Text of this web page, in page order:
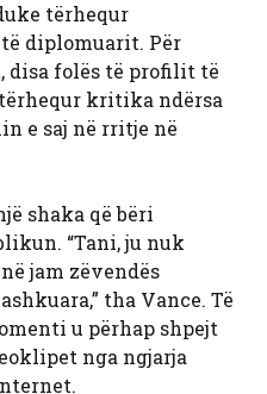
tërhequr
diplomuarit. Për
disa folës të profilit të
kritika ndërsa
e saj në rritje në
shaka që bëri
“Tani, ju nuk
jam zëvendës
tha Vance. Të
u përhap shpejt
nga ngjarja